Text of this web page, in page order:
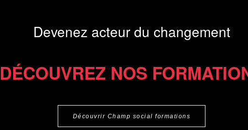
Devenez acteur du changement
DÉCOUVREZ NOS
Découvrir Champ social formations